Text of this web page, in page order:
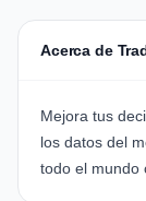
Acerca de
Mejora tus
los datos del
todo el mundo